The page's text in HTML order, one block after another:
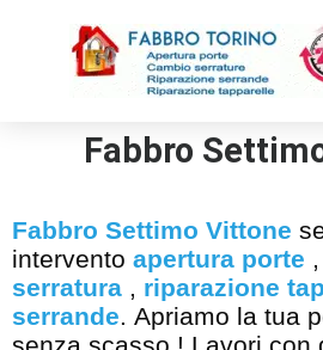
Fabbro
Fabbro Settimo Vittone
intervento apertura porte ,
serratura , riparazione
serrande. Apriamo la tua